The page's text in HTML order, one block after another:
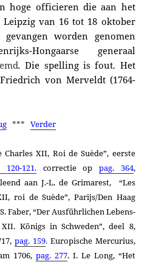
hoge officieren die aan het
Leipzigvan 16 tot 18 oktober
gevangen worden genomen
Hongaarse generaal
. Die spelling is fout. Het
von Merveldt (1764-
*** Verder
XII, Roi de Suède”, eerste
120-121. correctie op pag. 364,
aan J.-L. de Grimarest, “Les
roi de Suède”, Parijs/Den Haag
Faber, “Der Ausführlichen Lebens-
Königs in Schweden”, deel 8,
pag. 159.Europische Mercurius,
1706,pag. 277. I. Le Long, “Het